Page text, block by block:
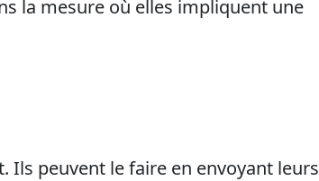
la mesure où elles impliquent une
Ils peuvent le faire en envoyant leurs